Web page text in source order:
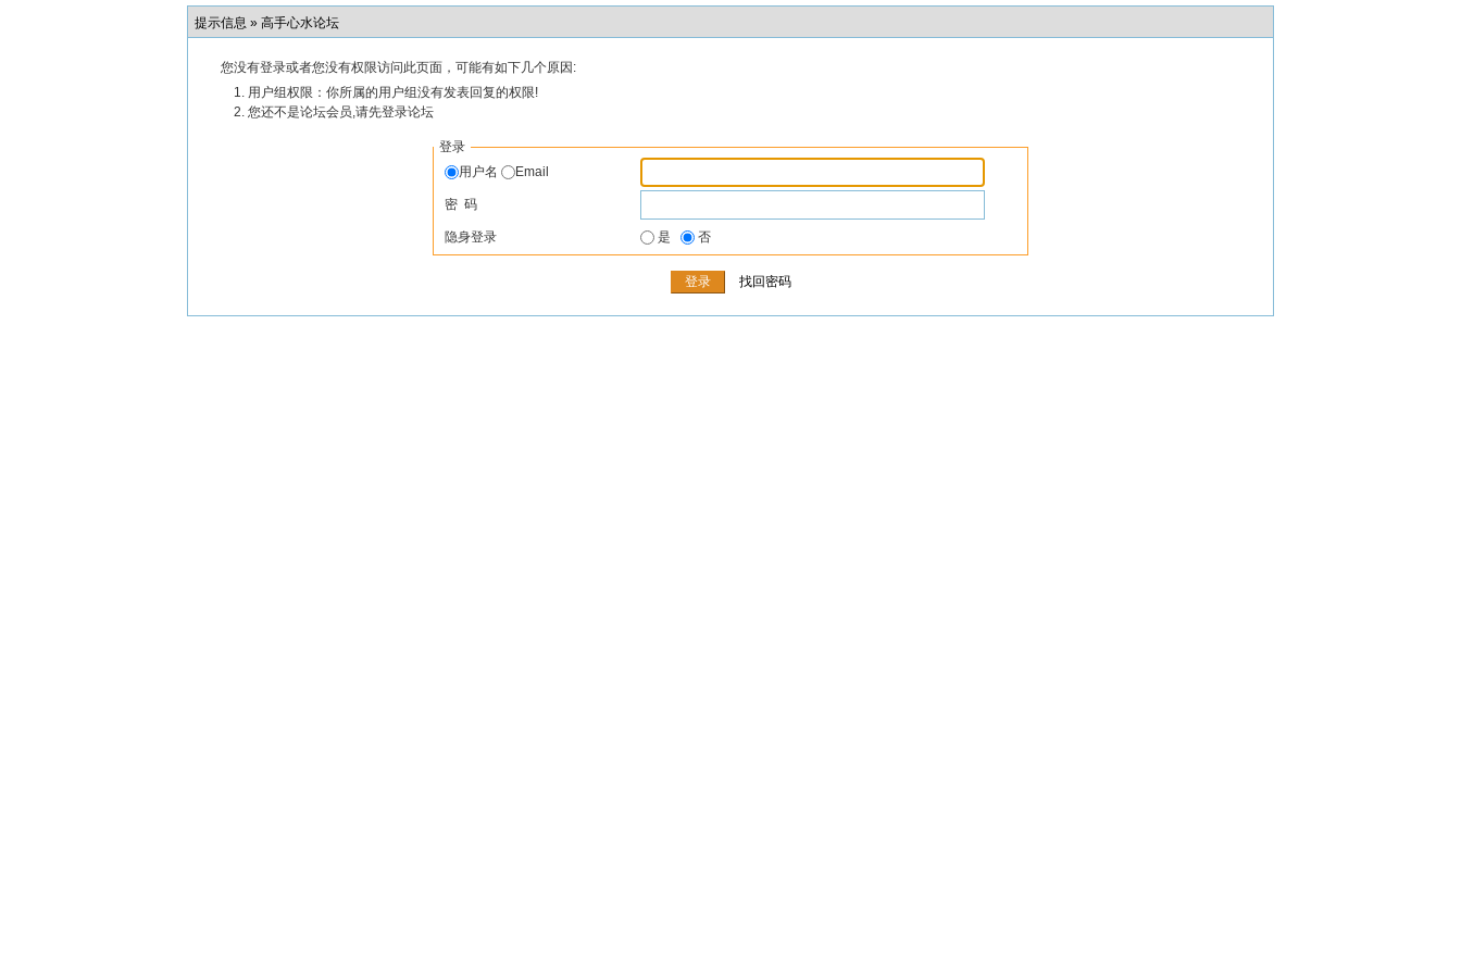
提示信息 » 高手心水论坛
您没有登录或者您没有权限访问此页面，可能有如下几个原因:
用户组权限：你所属的用户组没有发表回复的权限!
您还不是论坛会员,请先登录论坛
登录
用户名
Email
密 码
隐身登录 是 否
找回密码